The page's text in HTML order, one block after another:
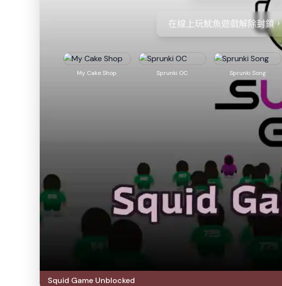
在線上玩魷魚遊戲解除封鎖
My Cake Shop Sprunki OC
Sprunki Song
Squid Game Unblocked